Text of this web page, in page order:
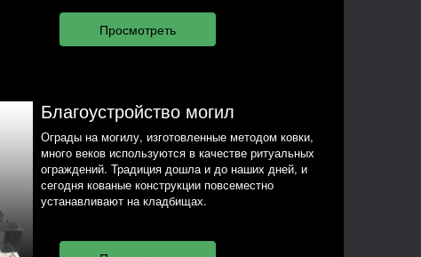
Благоустройство могил
Ограды на могилу, изготовленные методом ковки,
много веков используются в качестве ритуальных
ограждений. Традиция дошла и до наших дней, и
сегодня кованые конструкции повсеместно
устанавливают на кладбищах.